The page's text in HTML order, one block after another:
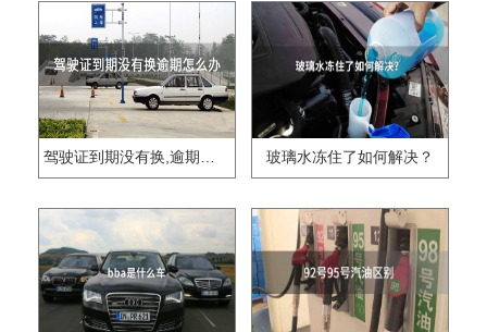
驾驶证到期没有换,逾期怎么办?? 玻璃水冻住了如何解决？